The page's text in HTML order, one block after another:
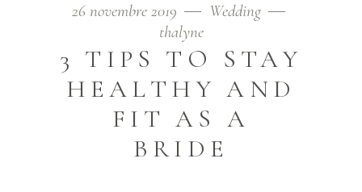
26 novembre 2019
Wedding
thalyne
3 TIPS TO STAY
HEALTHY AND
FIT AS A
BRIDE